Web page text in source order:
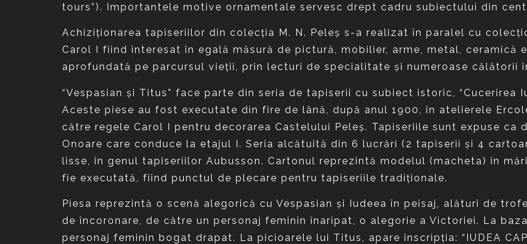
tours”). Importantele motive ornamentale servesc drept cadru subiectului din
Achiziţionarea tapiseriilor din colecţia M. N. Peleş s-a realizat în paralel cu
Carol I fiind interesat în egală măsură de pictură, mobilier, arme, metal, ceramică
aprofundată pe parcursul vieţii, prin lecturi de specialitate şi numeroase călătorii
“Vespasian şi Titus” face parte din seria de tapiserii cu subiect istoric, “Cucerirea
Aceste piese au fost executate din fire de lână, după anul 1900, în atelierele
către regele Carol I pentru decorarea Castelului Peleş. Tapiseriile sunt expuse ca
Onoare care conduce la etajul I. Seria alcătuită din 6 lucrări (2 tapiserii şi 4
lisse, în genul tapiseriilor Aubusson. Cartonul reprezintă modelul (macheta) în
fie executată, fiind punctul de plecare pentru tapiseriile tradiţionale.
Piesa reprezintă o scenă alegorică cu Vespasian şi Iudeea în peisaj, alături de
de încoronare, de către un personaj feminin înaripat, o alegorie a Victoriei. La
personaj feminin bogat drapat. La picioarele lui Titus, apare inscripţia: “IUDEA